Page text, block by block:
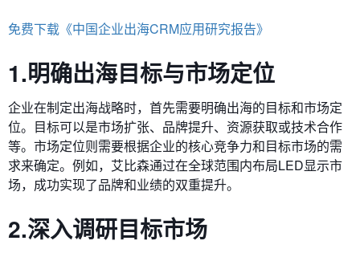
免费下载《中国企业出海CRM应用研究报告》
1.明确出海目标与市场定位
企业在制定出海战略时，首先需要明确出海的目标和市场定
位。目标可以是市场扩张、品牌提升、资源获取或技术合作
等。市场定位则需要根据企业的核心竞争力和目标市场的需
求来确定。例如，艾比森通过在全球范围内布局LED显示市
场，成功实现了品牌和业绩的双重提升。
2.深入调研目标市场